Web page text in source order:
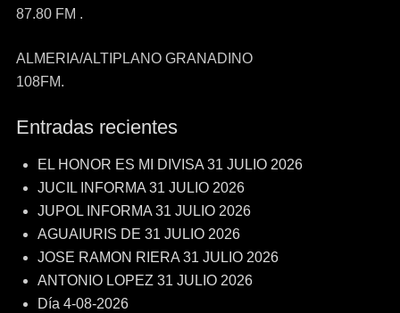
87.80 FM .
ALMERIA/ALTIPLANO GRANADINO
108FM.
Entradas recientes
EL HONOR ES MI DIVISA 31 JULIO 2026
JUCIL INFORMA 31 JULIO 2026
JUPOL INFORMA 31 JULIO 2026
AGUAIURIS DE 31 JULIO 2026
JOSE RAMON RIERA 31 JULIO 2026
ANTONIO LOPEZ 31 JULIO 2026
Día 4-08-2026